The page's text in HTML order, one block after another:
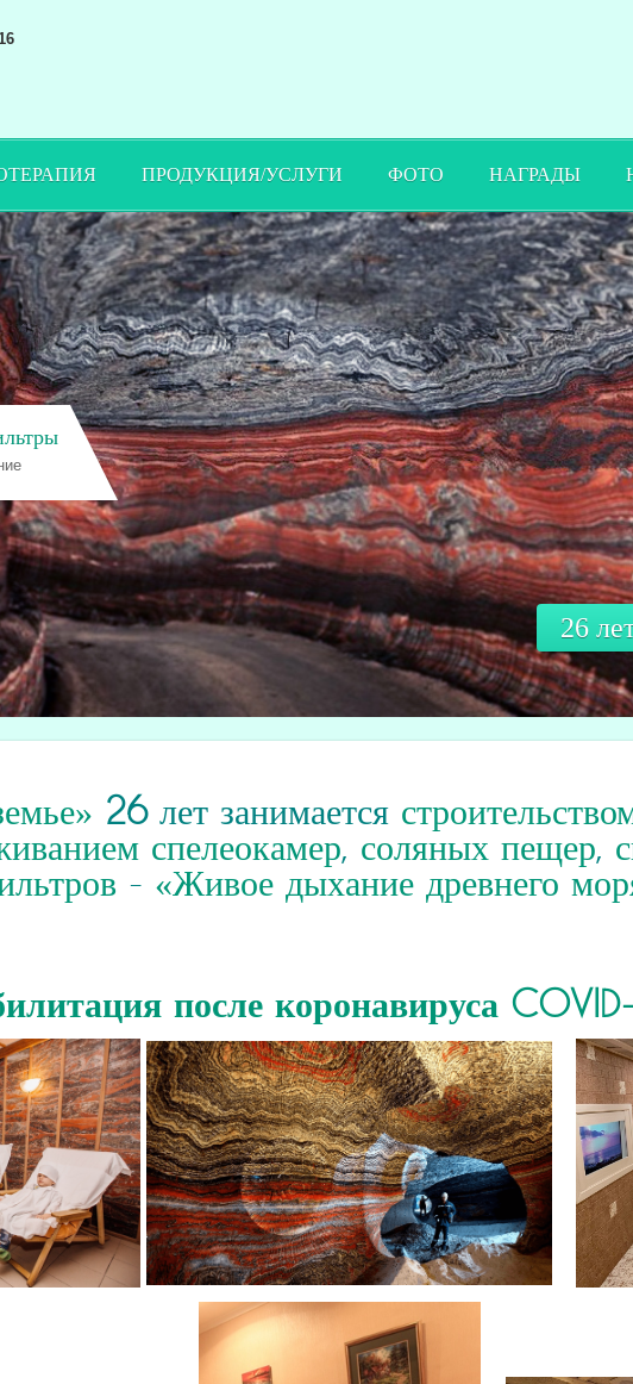
ПРОДУКЦИЯ/УСЛУГИ ФОТО НАГРАДЫ
26
26лет занимается
спелеокамер, соляных пещер,
- «Живое дыхание древнего
после коронавируса COVID